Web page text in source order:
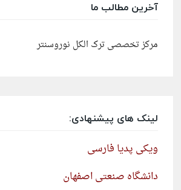
آخرین مطالب ما
مرکز تخصصی ترک الکل نوروسنتر
لینک های پیشنهادی:
ویکی پدیا فارسی
دانشگاه صنعتی اصفهان